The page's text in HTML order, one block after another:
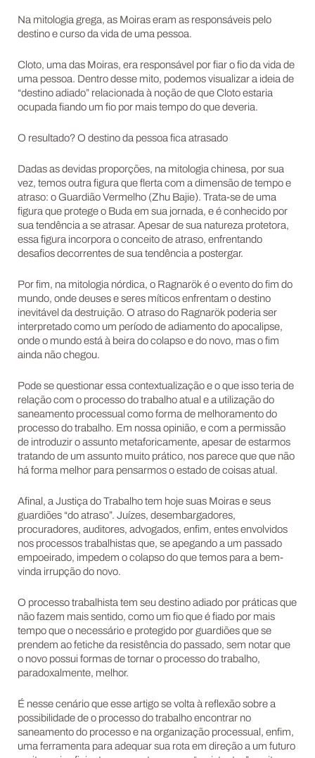
Na mitologia grega, as Moiras eram as responsáveis pelo
destino e curso da vida de uma pessoa.
Cloto, uma das Moiras, era responsável por fiar o fio da vida de
uma pessoa. Dentro desse mito, podemos visualizar a ideia de
“destino adiado” relacionada à noção de que Cloto estaria
ocupada fiando um fio por mais tempo do que deveria.
O resultado? O destino da pessoa fica atrasado
Dadas as devidas proporções, na mitologia chinesa, por sua
vez, temos outra figura que flerta com a dimensão de tempo e
atraso: o Guardião Vermelho (Zhu Bajie). Trata-se de uma
figura que protege o Buda em sua jornada, e é conhecido por
sua tendência a se atrasar. Apesar de sua natureza protetora,
essa figura incorpora o conceito de atraso, enfrentando
desafios decorrentes de sua tendência a postergar.
Por fim, na mitologia nórdica, o Ragnarök é o evento do fim do
mundo, onde deuses e seres míticos enfrentam o destino
inevitável da destruição. O atraso do Ragnarök poderia ser
interpretado como um período de adiamento do apocalipse,
onde o mundo está à beira do colapso e do novo, mas o fim
ainda não chegou.
Pode se questionar essa contextualização e o que isso teria de
relação com o processo do trabalho atual e a utilização do
saneamento processual como forma de melhoramento do
processo do trabalho. Em nossa opinião, e com a permissão
de introduzir o assunto metaforicamente, apesar de estarmos
tratando de um assunto muito prático, nos parece que que não
há forma melhor para pensarmos o estado de coisas atual.
Afinal, a Justiça do Trabalho tem hoje suas Moiras e seus
guardiões “do atraso”. Juízes, desembargadores,
procuradores, auditores, advogados, enfim, entes envolvidos
nos processos trabalhistas que, se apegando a um passado
empoeirado, impedem o colapso do que temos para a bem-
vinda irrupção do novo.
O processo trabalhista tem seu destino adiado por práticas que
não fazem mais sentido, como um fio que é fiado por mais
tempo que o necessário e protegido por guardiões que se
prendem ao fetiche da resistência do passado, sem notar que
o novo possui formas de tornar o processo do trabalho,
paradoxalmente, melhor.
É nesse cenário que esse artigo se volta à reflexão sobre a
possibilidade de o processo do trabalho encontrar no
saneamento do processo e na organização processual, enfim,
uma ferramenta para adequar sua rota em direção a um futuro